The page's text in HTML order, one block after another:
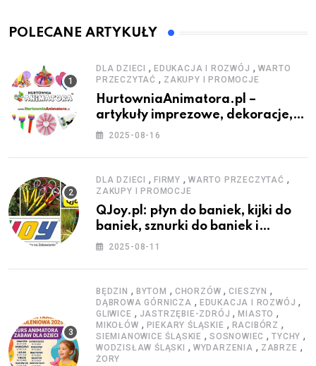
POLECANE ARTYKUŁY
DLA DZIECI , EDUKACJA I ROZWÓJ , WARTO
PRZECZYTAĆ , ZAKUPY I PROMOCJE
HurtowniaAnimatora.pl –
artykuły imprezowe, dekoracje,
stroje i akcesoria dla animatorów
2025-08-16
DLA DZIECI , FIRMY , WARTO PRZECZYTAĆ ,
ZAKUPY I PROMOCJE
QJoy.pl: płyn do baniek, kijki do
baniek, sznurki do baniek i
zestawy do baniek
2025-08-11
BĘDZIN , BYTOM , CHORZÓW ,CIESZYN ,
DĄBROWA GÓRNICZA , EDUKACJA I ROZWÓJ ,
GLIWICE , JASTRZĘBIE-ZDRÓJ ,MIASTO ,
MIKOŁÓW , PIEKARY ŚLĄSKIE , RACIBÓRZ ,
SIEMIANOWICE ŚLĄSKIE ,SOSNOWIEC ,TYCHY ,
WODZISŁAW ŚLĄSKI , WYDARZENIA , ZABRZE ,
ŻORY